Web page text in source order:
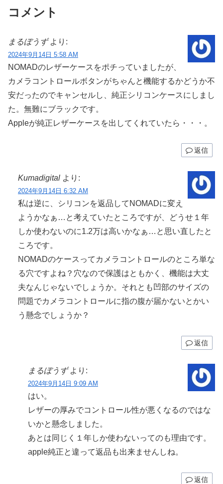
コメント
まるぼうず より:
2024年9月14日 5:58 AM
NOMADのレザーケースをポチっていましたが、
カメラコントロールボタンがちゃんと機能するかどうか不
安だったのでキャンセルし、純正シリコンケースにしまし
た。無難にブラックです。
Appleが純正レザーケースを出してくれていたら・・・。
返信
Kumadigital より:
2024年9月14日 6:32 AM
私は逆に、シリコンを返品してNOMADに変え
ようかなぁ…と考えていたところですが、どうせ１年
しか使わないのに1.2万は高いかなぁ…と思い直したと
ころです。
NOMADのケースってカメラコントロールのところ単な
る穴ですよね？穴なので保護はともかく、機能は大丈
夫なんじゃないでしょうか。それとも凹部のサイズの
問題でカメラコントロールに指の腹が届かないとかい
う懸念でしょうか？
返信
まるぼうず より:
2024年9月14日 9:09 AM
はい。
レザーの厚みでコントロール性が悪くなるのではな
いかと懸念しました。
あとは同じく１年しか使わないってのも理由です。
apple純正と違って返品も出来ませんしね。
返信